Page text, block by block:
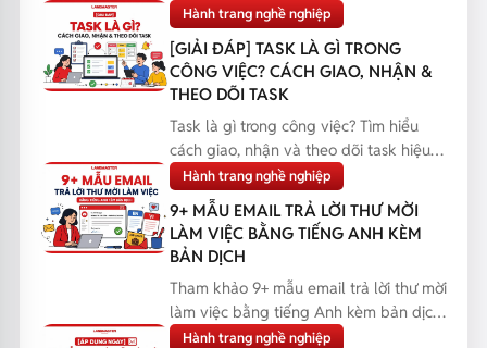
Hành trang nghề nghiệp
[GIẢI ĐÁP] TASK LÀ GÌ TRONG
CÔNG VIỆC? CÁCH GIAO, NHẬN &
THEO DÕI TASK
Task là gì trong công việc? Tìm hiểu
cách giao, nhận và theo dõi task hiệu
quả, giúp bạn q...
Hành trang nghề nghiệp
9+ MẪU EMAIL TRẢ LỜI THƯ MỜI
LÀM VIỆC BẰNG TIẾNG ANH KÈM
BẢN DỊCH
Tham khảo 9+ mẫu email trả lời thư mời
làm việc bằng tiếng Anh kèm bản dịch,
giúp bạn phản...
Hành trang nghề nghiệp